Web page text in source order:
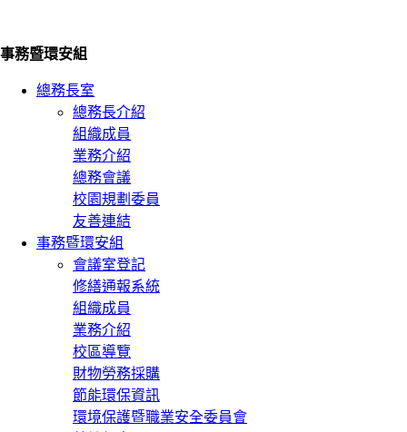
事務暨環安組
總務長室
總務長介紹
組織成員
業務介紹
總務會議
校園規劃委員
友善連結
事務暨環安組
會議室登記
修繕通報系統
組織成員
業務介紹
校區導覽
財物勞務採購
節能環保資訊
環境保護暨職業安全委員會